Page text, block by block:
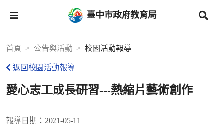
臺中市政府教育局
首頁 公告與活動 校園活動報導
返回校園活動報導
愛心志工成長研習---熱縮片藝術創作
報導日期： 2021-05-11